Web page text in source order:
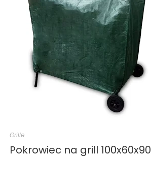
Grille
Pokrowiec na grill 100x60x90